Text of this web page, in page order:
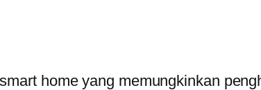
home yang memungkinkan